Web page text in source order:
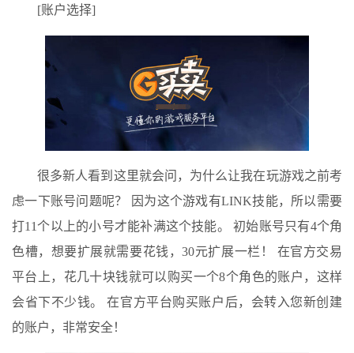
[账户选择]
很多新人看到这里就会问，为什么让我在玩游戏之前考
虑一下账号问题呢？ 因为这个游戏有LINK技能，所以需要
打11个以上的小号才能补满这个技能。 初始账号只有4个角
色槽，想要扩展就需要花钱，30元扩展一栏！ 在官方交易
平台上，花几十块钱就可以购买一个8个角色的账户，这样
会省下不少钱。 在官方平台购买账户后，会转入您新创建
的账户，非常安全！